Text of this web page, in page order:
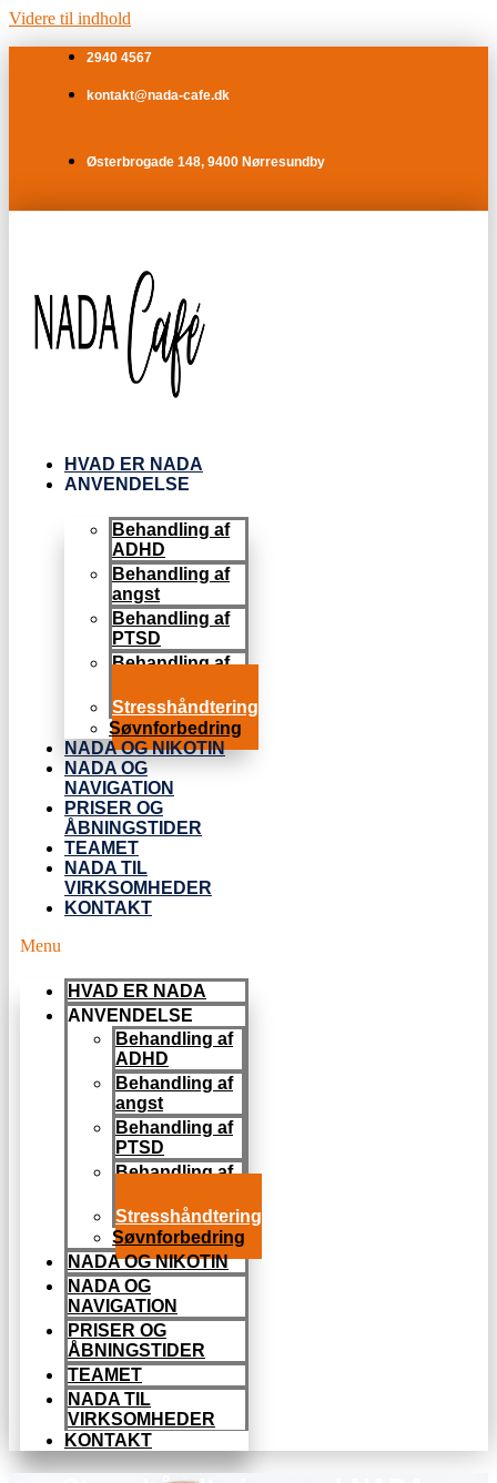
Videre til indhold
2940 4567
kontakt@nada-cafe.dk
Østerbrogade 148, 9400 Nørresundby
HVAD ER NADA
ANVENDELSE
Behandling af
ADHD
Behandling af
angst
Behandling af
PTSD
Behandling af
Stresshåndtering
Søvnforbedring
NADA OG NIKOTIN
NADA OG
NAVIGATION
PRISER OG
ÅBNINGSTIDER
TEAMET
NADA TIL
VIRKSOMHEDER
KONTAKT
Menu
HVAD ER NADA
ANVENDELSE
Behandling af
ADHD
Behandling af
angst
Behandling af
PTSD
Behandling af
Stresshåndtering
Søvnforbedring
NADA OG NIKOTIN
NADA OG
NAVIGATION
PRISER OG
ÅBNINGSTIDER
TEAMET
NADA TIL
VIRKSOMHEDER
KONTAKT